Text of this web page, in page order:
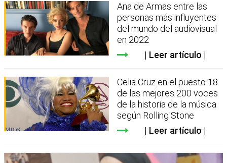
Ana de Armas entre las
personas más influyentes
del mundo del audiovisual
en 2022
Leer artículo
Celia Cruz en el puesto 18
de las mejores 200 voces
de la historia de la música
según Rolling Stone
Leer artículo